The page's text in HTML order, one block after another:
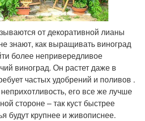
от декоративной лианы
знают, как выращивать виноград
более непривередливое
виноград. Он растет даже в
частых удобрений и поливов .
его все же лучше
стороне – так куст быстрее
будут крупнее и живописнее.